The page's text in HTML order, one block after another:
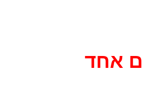
אחד